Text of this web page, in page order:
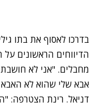
בדרכו לאסוף את בתו
הדיווחים הראשונים על
מחבלים. "אני לא
אבא שלי שהוא לא
דניאל. רינת הצטרפה: